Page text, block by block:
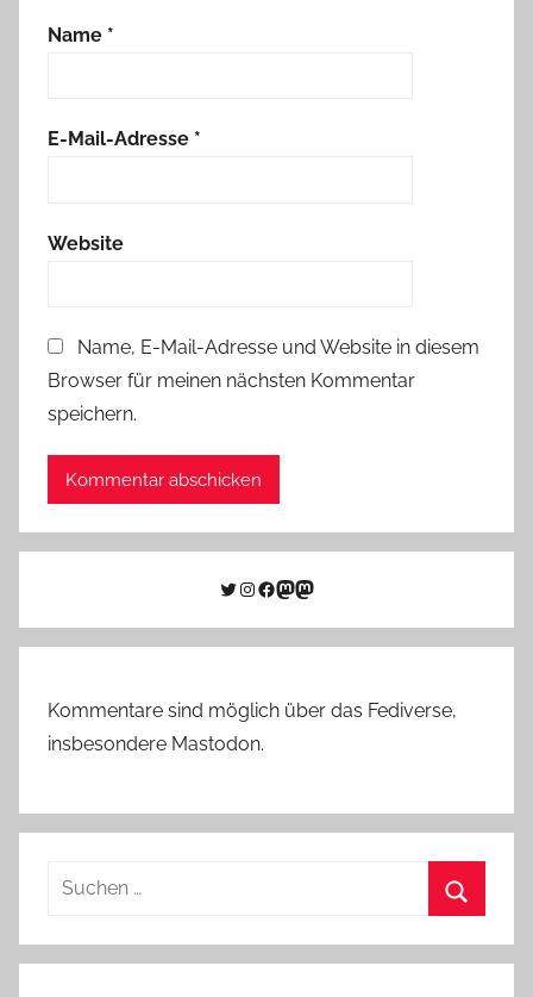
Name *
E-Mail-Adresse *
Website
Name, E-Mail-Adresse und Website in diesem
Browser für meinen nächsten Kommentar
speichern.
Twitter
Instagram
Facebook
Link zu Mastodon
Mastodon
Kommentare sind möglich über das Fediverse,
insbesondere Mastodon.
Suchen